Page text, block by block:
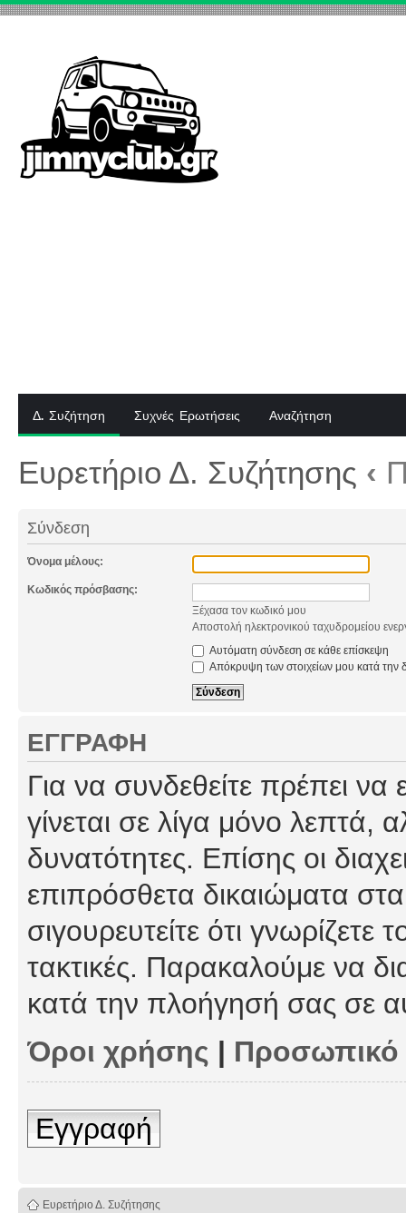
Δ. Συζήτηση Συχνές Ερωτήσεις Αναζήτηση
Ευρετήριο Δ. Συζήτησης ‹
Σύνδεση
Όνομα μέλους:
Κωδικός πρόσβασης:
Ξέχασα τον κωδικό μου
Αποστολή ηλεκτρονικού ταχυδρομείου
Αυτόματη σύνδεση σε κάθε επίσκεψη
Απόκρυψη των στοιχείων μου κατά την
ΕΓΓΡΑΦΉ
Για να συνδεθείτε πρέπει
γίνεται σε λίγα μόνο λεπτά,
δυνατότητες. Επίσης οι
επιπρόσθετα δικαιώματα
σιγουρευτείτε ότι γνωρίζετε
τακτικές. Παρακαλούμε να
κατά την πλοήγησή σας σε
Όροι χρήσης |
Εγγραφή
Ευρετήριο Δ. Συζήτησης